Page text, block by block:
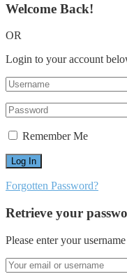
Welcome Back!
OR
Login to your account
Remember Me
Forgotten Password?
Retrieve your
Please enter your